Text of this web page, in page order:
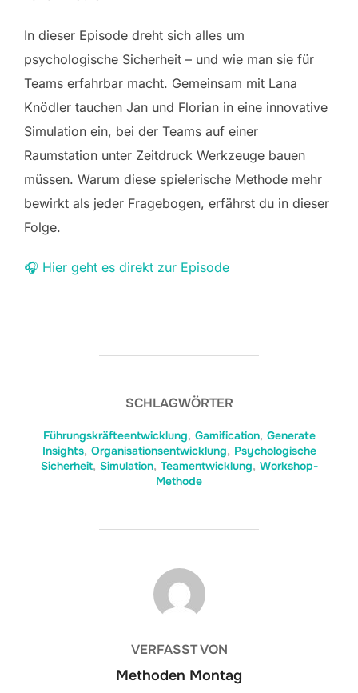
In dieser Episode dreht sich alles um
psychologische Sicherheit – und wie man sie für
Teams erfahrbar macht. Gemeinsam mit Lana
Knödler tauchen Jan und Florian in eine innovative
Simulation ein, bei der Teams auf einer
Raumstation unter Zeitdruck Werkzeuge bauen
müssen. Warum diese spielerische Methode mehr
bewirkt als jeder Fragebogen, erfährst du in dieser
Folge.
🎧 Hier geht es direkt zur Episode
SCHLAGWÖRTER
Führungskräfteentwicklung, Gamification, Generate
Insights, Organisationsentwicklung, Psychologische
Sicherheit, Simulation, Teamentwicklung, Workshop-
Methode
BEITRAGSAUTOR
VERFASST VON
Methoden Montag